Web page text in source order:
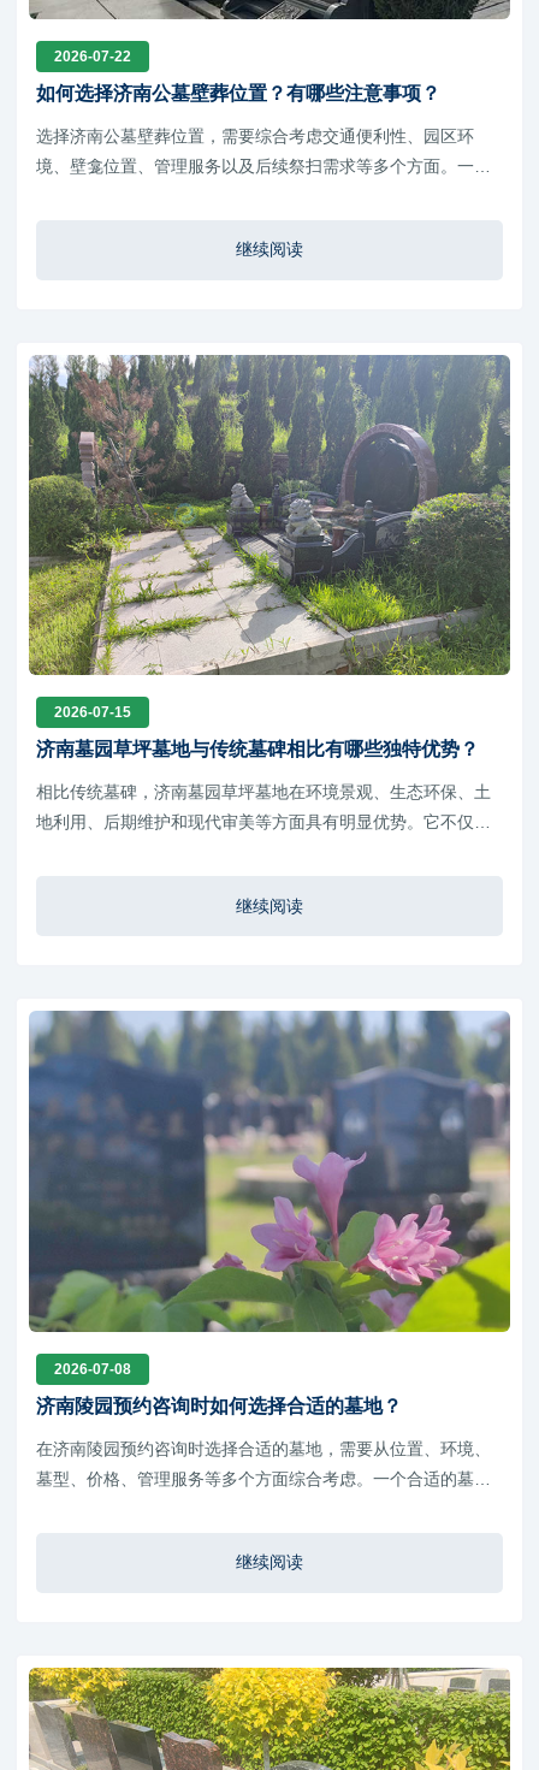
2026-07-22
如何选择济南公墓壁葬位置？有哪些注意事项？
选择济南公墓壁葬位置，需要综合考虑交通便利性、园区环
境、壁龛位置、管理服务以及后续祭扫需求等多个方面。一个
继续阅读
2026-07-15
济南墓园草坪墓地与传统墓碑相比有哪些独特优势？
相比传统墓碑，济南墓园草坪墓地在环境景观、生态环保、土
地利用、后期维护和现代审美等方面具有明显优势。它不仅顺
继续阅读
2026-07-08
济南陵园预约咨询时如何选择合适的墓地？
在济南陵园预约咨询时选择合适的墓地，需要从位置、环境、
墓型、价格、管理服务等多个方面综合考虑。一个合适的墓
继续阅读